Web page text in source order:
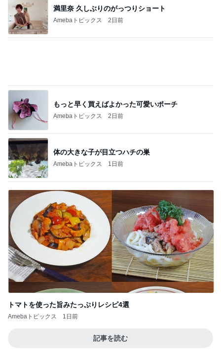
満里奈 久しぶりのがっつりショート
Amebaトピックス 2日前
体の大きな子が目立つハチの巣
Amebaトピックス 1日前
トマトを使った旨みたっぷりレシピ4選
Amebaトピックス 1日前
記事を読む
Amebaトピックス 11時間前